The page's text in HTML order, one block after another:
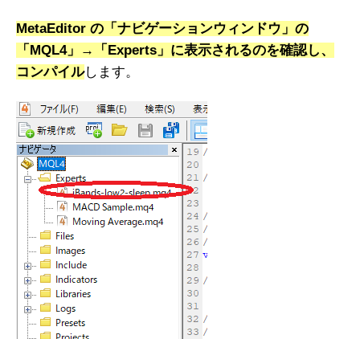
MetaEditor の「ナビゲーションウィンドウ」の
「MQL4」→「Experts」に表示されるのを確認し、
コンパイルします。